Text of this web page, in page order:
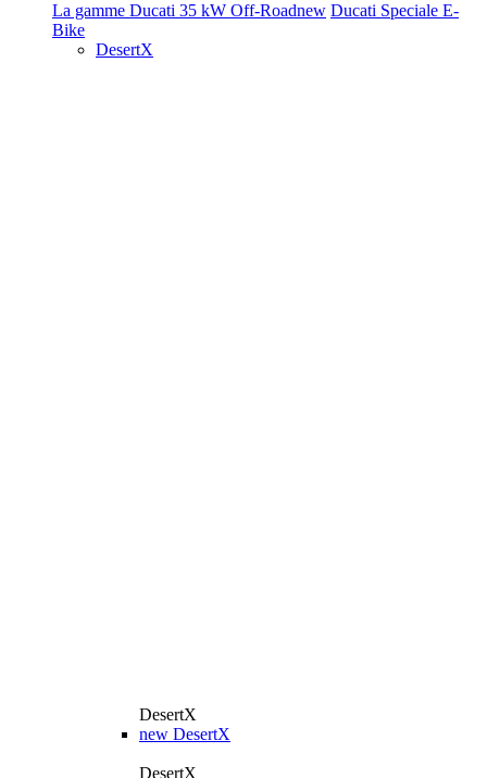
La gamme Ducati 35 kW Off-Roadnew Ducati Speciale E-
Bike
DesertX
DesertX
new DesertX
DesertX